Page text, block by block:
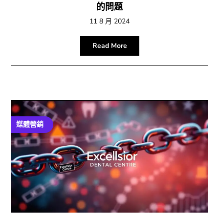
的問題
11 8 月 2024
Read More
媒體營銷